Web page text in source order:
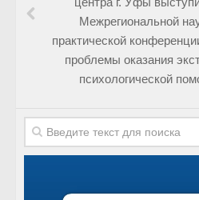
Межрегиональной
практической
проблемы оказания
психологической